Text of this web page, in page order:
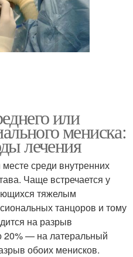
или
мениска:
лечения
среди внутренних
Чаще встречается у
тяжелым
танцоров и тому
на разрыв
20% — на латеральный
обоих менисков.